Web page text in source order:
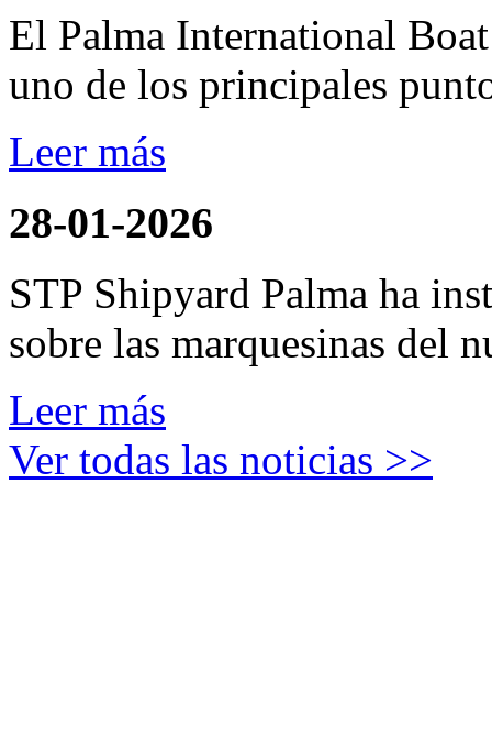
El Palma International
uno de los principales
Leer más
28-01-2026
STP Shipyard Palma ha
sobre las marquesinas del
Leer más
Ver todas las noticias >>